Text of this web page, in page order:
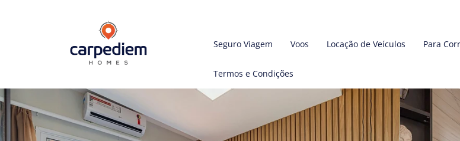
Seguro Viagem Voos Locação de Veículos Para
Termos e Condições